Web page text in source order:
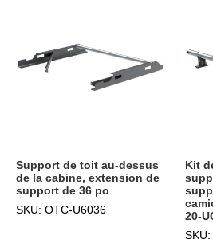
Support de toit au-dessus
de la cabine, extension de
support de 36 po
SKU: OTC-U6036
Kit
20-